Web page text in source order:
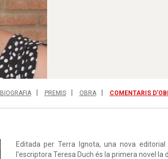
BIOGRAFIA PREMIS OBRA COMENTARIS
Editada per Terra Ignota, una nova
l'escriptora Teresa Duch és la primera